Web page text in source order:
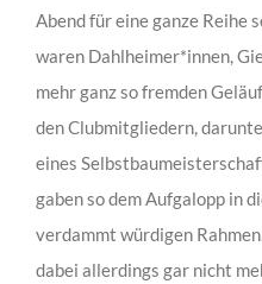
Abend für eine ganze Reihe
waren Dahlheimer*innen,
mehr ganz so fremden
den Clubmitgliedern,
eines
gaben so dem Aufgalopp in
verdammt würdigen
dabei allerdings gar nicht